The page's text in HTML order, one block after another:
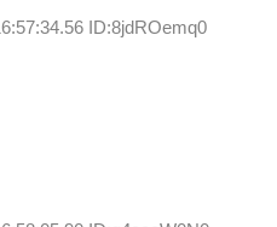
ID:8jdROemq0